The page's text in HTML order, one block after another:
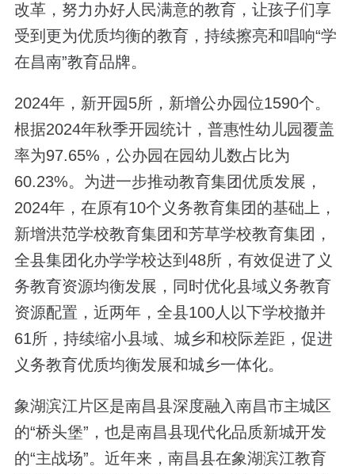
改革，努力办好人民满意的教育，让孩子们享
受到更为优质均衡的教育，持续擦亮和唱响“学
在昌南”教育品牌。
2024年，新开园5所，新增公办园位1590个。
根据2024年秋季开园统计，普惠性幼儿园覆盖
率为97.65%，公办园在园幼儿数占比为
60.23%。为进一步推动教育集团优质发展，
2024年，在原有10个义务教育集团的基础上，
新增洪范学校教育集团和芳草学校教育集团，
全县集团化办学学校达到48所，有效促进了义
务教育资源均衡发展，同时优化县域义务教育
资源配置，近两年，全县100人以下学校撤并
61所，持续缩小县域、城乡和校际差距，促进
义务教育优质均衡发展和城乡一体化。
象湖滨江片区是南昌县深度融入南昌市主城区
的“桥头堡”，也是南昌县现代化品质新城开发
的“主战场”。近年来，南昌县在象湖滨江教育